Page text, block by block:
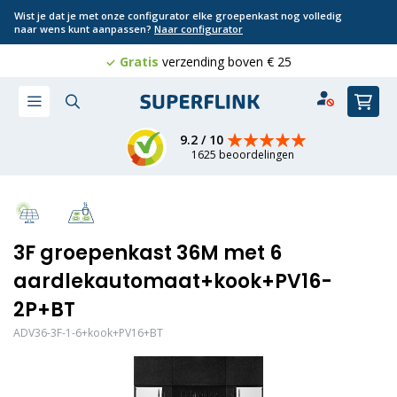
Wist je dat je met onze configurator elke groepenkast nog volledig
naar wens kunt aanpassen? Naar configurator
8 jaar
Gratis verzending boven € 25
geld terug
Professioneel
naar
9.2 / 10
1625 beoordelingen
3F groepenkast 36M met 6
aardlekautomaat+kook+PV16-
2P+BT
ADV36-3F-1-6+kook+PV16+BT